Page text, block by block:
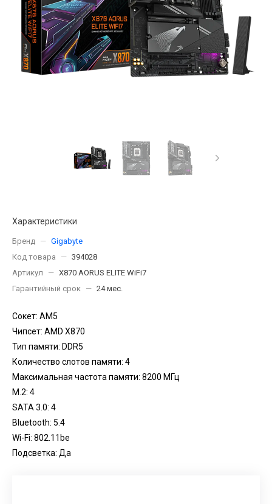
Характеристики
Бренд — Gigabyte
Код товара
— 394028
Артикул
— X870 AORUS ELITE WiFi7
Гарантийный срок
— 24 мес.
Сокет: AM5
Чипсет: AMD X870
Тип памяти: DDR5
Количество слотов памяти: 4
Максимальная частота памяти: 8200 МГц
M.2: 4
SATA 3.0: 4
Bluetooth: 5.4
Wi-Fi: 802.11be
Подсветка: Да